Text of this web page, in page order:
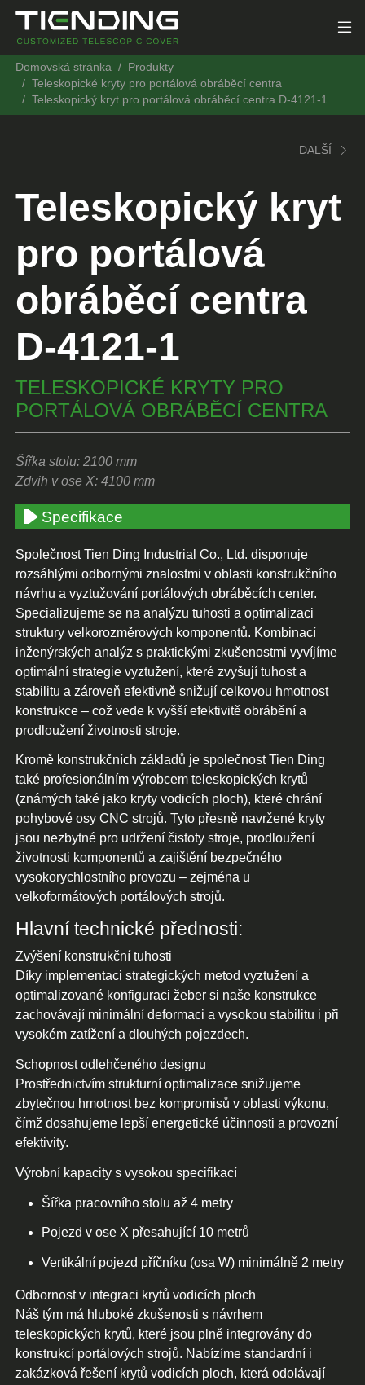
Domovská stránka
Produkty
Teleskopické kryty pro portálová obráběcí centra
Teleskopický kryt pro portálová obráběcí centra D-4121-1
DALŠÍ
Teleskopický kryt
pro portálová
obráběcí centra
D-4121-1
TELESKOPICKÉ KRYTY PRO
PORTÁLOVÁ OBRÁBĚCÍ CENTRA
Šířka stolu: 2100 mm
Zdvih v ose X: 4100 mm
Specifikace
Společnost Tien Ding Industrial Co., Ltd. disponuje
rozsáhlými odbornými znalostmi v oblasti konstrukčního
návrhu a vyztužování portálových obráběcích center.
Specializujeme se na analýzu tuhosti a optimalizaci
struktury velkorozměrových komponentů. Kombinací
inženýrských analýz s praktickými zkušenostmi vyvíjíme
optimální strategie vyztužení, které zvyšují tuhost a
stabilitu a zároveň efektivně snižují celkovou hmotnost
konstrukce – což vede k vyšší efektivitě obrábění a
prodloužení životnosti stroje.
Kromě konstrukčních základů je společnost Tien Ding
také profesionálním výrobcem teleskopických krytů
(známých také jako kryty vodicích ploch), které chrání
pohybové osy CNC strojů. Tyto přesně navržené kryty
jsou nezbytné pro udržení čistoty stroje, prodloužení
životnosti komponentů a zajištění bezpečného
vysokorychlostního provozu – zejména u
velkoformátových portálových strojů.
Hlavní technické přednosti:
Zvýšení konstrukční tuhosti
Díky implementaci strategických metod vyztužení a
optimalizované konfiguraci žeber si naše konstrukce
zachovávají minimální deformaci a vysokou stabilitu i při
vysokém zatížení a dlouhých pojezdech.
Schopnost odlehčeného designu
Prostřednictvím strukturní optimalizace snižujeme
zbytečnou hmotnost bez kompromisů v oblasti výkonu,
čímž dosahujeme lepší energetické účinnosti a provozní
efektivity.
Výrobní kapacity s vysokou specifikací
Šířka pracovního stolu až 4 metry
Pojezd v ose X přesahující 10 metrů
Vertikální pojezd příčníku (osa W) minimálně 2 metry
Odbornost v integraci krytů vodicích ploch
Náš tým má hluboké zkušenosti s návrhem
teleskopických krytů, které jsou plně integrovány do
konstrukcí portálových strojů. Nabízíme standardní i
zakázková řešení krytů vodicích ploch, která odolávají